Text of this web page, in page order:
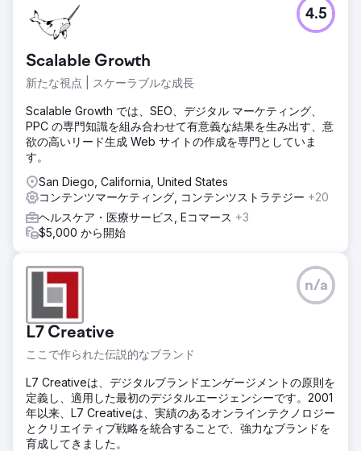
Scalable Growth
新たな視点 | スケーラブルな成長
4.5
Scalable Growth では、SEO、デジタル マーケティング、
PPC の専門知識を組み合わせて有意義な結果を生み出す、意
欲の高いリード生成 Web サイトの作成を専門としていま
す。
San Diego, California, United States
コンテンツマーケティング, コンテンツストラテジー +20
ヘルスケア・医療サービス, Eコマース +3
$5,000 から開始
L7 Creative
ここで作られた伝説的なブランド
n/a
L7 Creativeは、デジタルブランドエンゲージメントの原則を
定義し、適用した最初のデジタルエージェンシーです。2001
年以来、L7 Creativeは、実績のあるオンラインテクノロジー
とクリエイティブ戦略を統合することで、強力なブランドを
育成してきました。